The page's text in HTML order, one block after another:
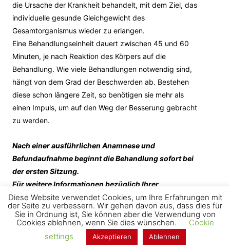
die Ursache der Krankheit behandelt, mit dem Ziel, das
individuelle gesunde Gleichgewicht des
Gesamtorganismus wieder zu erlangen.
Eine Behandlungseinheit dauert zwischen 45 und 60
Minuten, je nach Reaktion des Körpers auf die
Behandlung. Wie viele Behandlungen notwendig sind,
hängt von dem Grad der Beschwerden ab. Bestehen
diese schon längere Zeit, so benötigen sie mehr als
einen Impuls, um auf den Weg der Besserung gebracht
zu werden.
Nach einer ausführlichen Anamnese und
Befundaufnahme beginnt die Behandlung sofort bei
der ersten Sitzung.
Für weitere Informationen bezüglich Ihrer
individuellen BeschwerdenkontaktierenSie mich
gerne und vereinbaren Sie einen Termin.
Finanzielle Leistung und Kostenerstattung:
Eine Behandlungseinheit wird mit 90,00 Euro berechnet.
Diese Website verwendet Cookies, um Ihre Erfahrungen mit
der Seite zu verbessern. Wir gehen davon aus, dass dies für
Sie in Ordnung ist, Sie können aber die Verwendung von
Cookies ablehnen, wenn Sie dies wünschen.
Cookie
settings
Akzeptieren Ablehnen